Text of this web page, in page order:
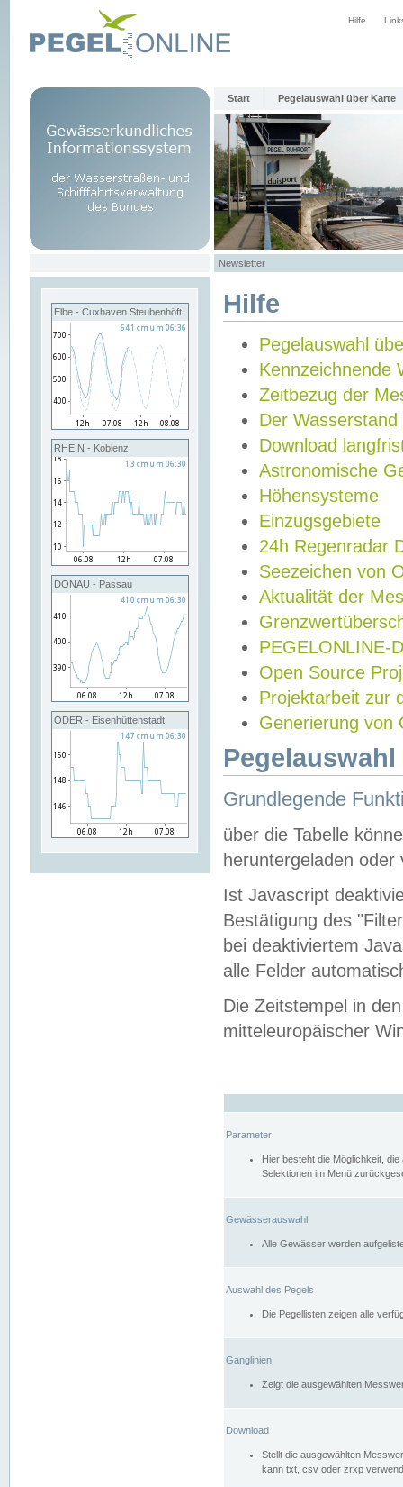
Hilfe
Start Pegelauswahl über Karte
Newsletter
Elbe - Cuxhaven Steubenhöft
RHEIN - Koblenz
DONAU - Passau
ODER - Eisenhüttenstadt
Hilfe
Pegelauswahl
Kennzeichnende
Zeitbezug der
Der Wasserstand
Download
Astronomische
Höhensysteme
Einzugsgebiete
24h Regenradar
Seezeichen von
Aktualität der
PEGELONLINE-
Open Source
Projektarbeit zur
Generierung von
Grundlegende
über die Tabelle
heruntergeladen oder
Ist Javascript
Bestätigung des
bei deaktiviertem
alle Felder
Die Zeitstempel in
mitteleuropäischer
Parameter
Hier besteht die Möglichkeit,
Selektionen im Menü
Gewässerauswahl
Alle Gewässer werden
Auswahl des Pegels
Die Pegellisten zeigen alle
Ganglinien
Zeigt die ausgewählten
Download
Stellt die ausgewählten
kann txt, csv oder zrxp